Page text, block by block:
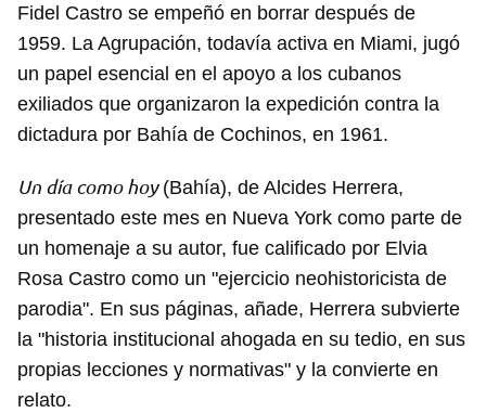
Fidel Castro se empeñó en borrar después de
1959. La Agrupación, todavía activa en Miami, jugó
un papel esencial en el apoyo a los cubanos
exiliados que organizaron la expedición contra la
dictadura por Bahía de Cochinos, en 1961.
Un día como hoy (Bahía), de Alcides Herrera,
presentado este mes en Nueva York como parte de
un homenaje a su autor, fue calificado por Elvia
Rosa Castro como un "ejercicio neohistoricista de
parodia". En sus páginas, añade, Herrera subvierte
la "historia institucional ahogada en su tedio, en sus
propias lecciones y normativas" y la convierte en
relato.